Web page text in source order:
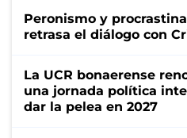
Peronismo y
retrasa el diálogo con
La UCR bonaerense
una jornada política
dar la pelea en 2027